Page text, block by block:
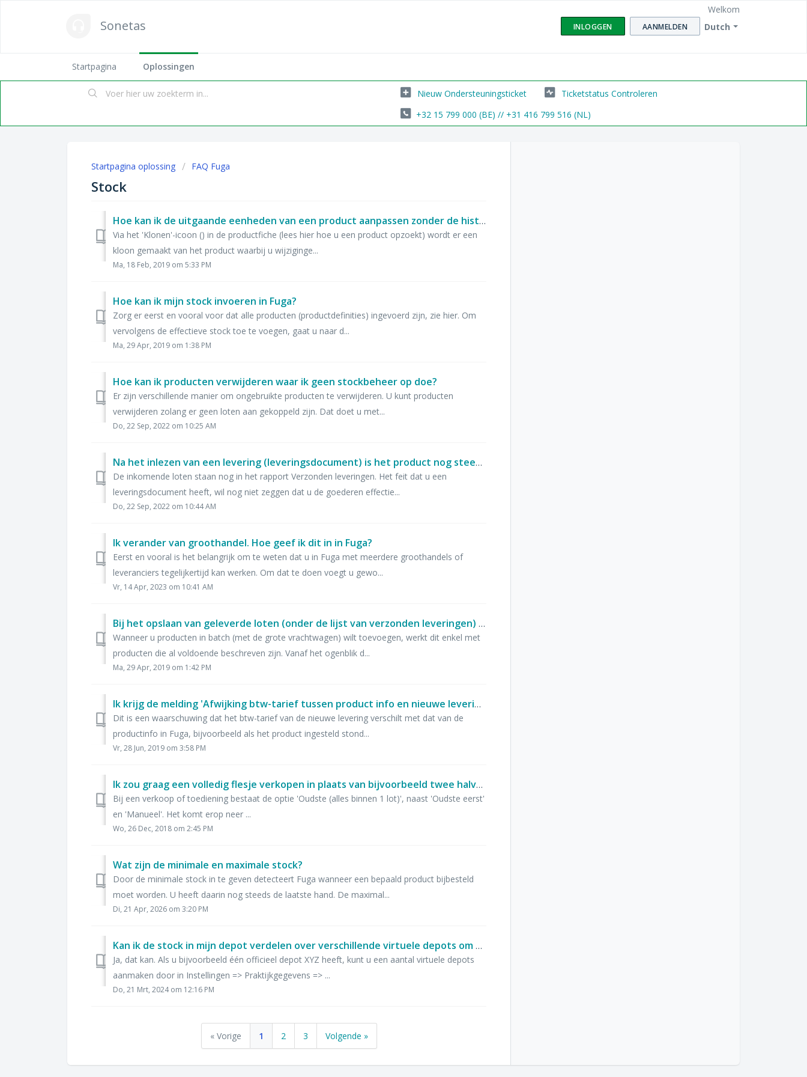
Sonetas Dutch
Welkom
INLOGGEN AANMELDEN
Startpagina Oplossingen
Nieuw Ondersteuningsticket
Ticketstatus Controleren
+32 15 799 000 (BE) // +31 416 799 516 (NL)
Startpagina oplossing FAQ Fuga
Stock
Hoe kan ik de uitgaande eenheden van een product aanpassen zonder de historische stock en toedieningshoeveelheden te beïnvloeden en zonder het product te ontgrendelen?
Via het 'Klonen'-icoon () in de productfiche (lees hier hoe u een product opzoekt) wordt er een
kloon gemaakt van het product waarbij u wijziginge...
Ma, 18 Feb, 2019 om 5:33 PM
Hoe kan ik mijn stock invoeren in Fuga?
Zorg er eerst en vooral voor dat alle producten (productdefinities) ingevoerd zijn, zie hier. Om
vervolgens de effectieve stock toe te voegen, gaat u naar d...
Ma, 29 Apr, 2019 om 1:38 PM
Hoe kan ik producten verwijderen waar ik geen stockbeheer op doe?
Er zijn verschillende manier om ongebruikte producten te verwijderen. U kunt producten
verwijderen zolang er geen loten aan gekoppeld zijn. Dat doet u met...
Do, 22 Sep, 2022 om 10:25 AM
Na het inlezen van een levering (leveringsdocument) is het product nog steeds niet beschikbaar in de consultatie? Hoe komt dit?
De inkomende loten staan nog in het rapport Verzonden leveringen. Het feit dat u een
leveringsdocument heeft, wil nog niet zeggen dat u de goederen effectie...
Do, 22 Sep, 2022 om 10:44 AM
Ik verander van groothandel. Hoe geef ik dit in in Fuga?
Eerst en vooral is het belangrijk om te weten dat u in Fuga met meerdere groothandels of
leveranciers tegelijkertijd kan werken. Om dat te doen voegt u gewo...
Vr, 14 Apr, 2023 om 10:41 AM
Bij het opslaan van geleverde loten (onder de lijst van verzonden leveringen) zie ik geen producten wanneer ik op de grote vrachtwagen klik. Hoe komt dit?
Wanneer u producten in batch (met de grote vrachtwagen) wilt toevoegen, werkt dit enkel met
producten die al voldoende beschreven zijn. Vanaf het ogenblik d...
Ma, 29 Apr, 2019 om 1:42 PM
Ik krijg de melding 'Afwijking btw-tarief tussen product info en nieuwe levering (…)' wanneer ik de stock probeer in te laden. Wat betekent deze melding en hoe is het op te lossen?
Dit is een waarschuwing dat het btw-tarief van de nieuwe levering verschilt met dat van de
productinfo in Fuga, bijvoorbeeld als het product ingesteld stond...
Vr, 28 Jun, 2019 om 3:58 PM
Ik zou graag een volledig flesje verkopen in plaats van bijvoorbeeld twee halve flesjes. Hoe kan ik dit instellen?
Bij een verkoop of toediening bestaat de optie 'Oudste (alles binnen 1 lot)', naast 'Oudste eerst'
en 'Manueel'. Het komt erop neer ...
Wo, 26 Dec, 2018 om 2:45 PM
Wat zijn de minimale en maximale stock?
Door de minimale stock in te geven detecteert Fuga wanneer een bepaald product bijbesteld
moet worden. U heeft daarin nog steeds de laatste hand. De maximal...
Di, 21 Apr, 2026 om 3:20 PM
Kan ik de stock in mijn depot verdelen over verschillende virtuele depots om de stock in mijn auto en de stock in de consultatieruimte apart te beheren?
Ja, dat kan. Als u bijvoorbeeld één officieel depot XYZ heeft, kunt u een aantal virtuele depots
aanmaken door in Instellingen => Praktijkgegevens => ...
Do, 21 Mrt, 2024 om 12:16 PM
« Vorige 1 2 3 Volgende »